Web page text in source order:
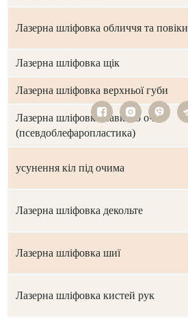
Лазерна шліфовка обличчя та повіки
Лазерна шліфовка щік
Лазерна шліфовка верхньої губи
Лазерна шліфовка навколо очей
(псевдоблефаропластика)
усунення кіл під очима
Лазерна шліфовка декольте
Лазерна шліфовка шиї
Лазерна шліфовка кистей рук